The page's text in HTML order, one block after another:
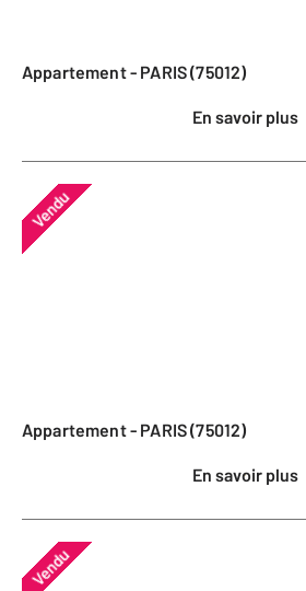
Appartement - PARIS (75012)
En savoir plus
Vendu
Appartement - PARIS (75012)
En savoir plus
Vendu